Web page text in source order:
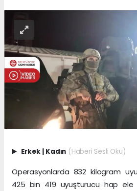
Erkek | Kadın (Haberi Sesli Oku)
Operasyonlarda 832 kilogram
425 bin 419 uyuşturucu hap ele